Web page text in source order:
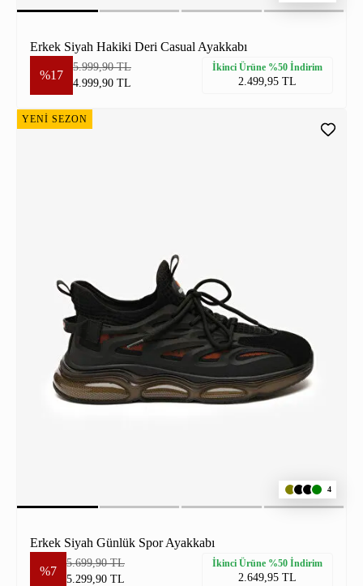
Erkek Siyah Hakiki Deri Casual Ayakkabı
%17
5.999,90 TL
4.999,90 TL
İkinci Ürüne %50 İndirim
2.499,95 TL
YENİ SEZON
4
Erkek Siyah Günlük Spor Ayakkabı
%7
5.699,90 TL
5.299,90 TL
İkinci Ürüne %50 İndirim
2.649,95 TL